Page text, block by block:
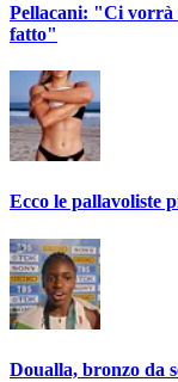
Pellacani: "Ci vorrà
fatto"
Ecco le pallavoliste
Doualla, bronzo da